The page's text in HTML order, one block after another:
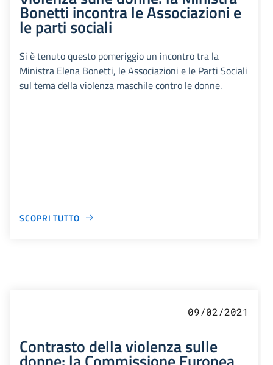
Bonetti incontra le Associazioni e
le parti sociali
Si è tenuto questo pomeriggio un incontro tra la
Ministra Elena Bonetti, le Associazioni e le Parti Sociali
sul tema della violenza maschile contro le donne.
SCOPRI TUTTO
09/02/2021
Contrasto della violenza sulle